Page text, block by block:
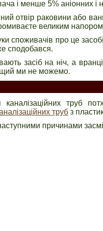
і менше 5% аніонних і
отвір раковини або
великим напором
споживачів про це
сподобався.
засіб на ніч, а
ми не можемо.
труб
труб з
причинами